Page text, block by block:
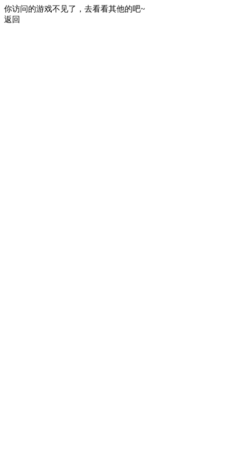
你访问的游戏不见了，去看看其他的吧~
返回